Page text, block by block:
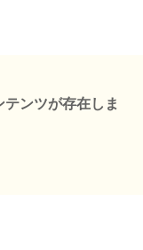
ンツが存在しま